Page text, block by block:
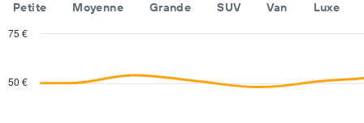
Sur
graphique,
Y
Petite Moyenne Grande SUV Van Luxe
with
50 €
75 €